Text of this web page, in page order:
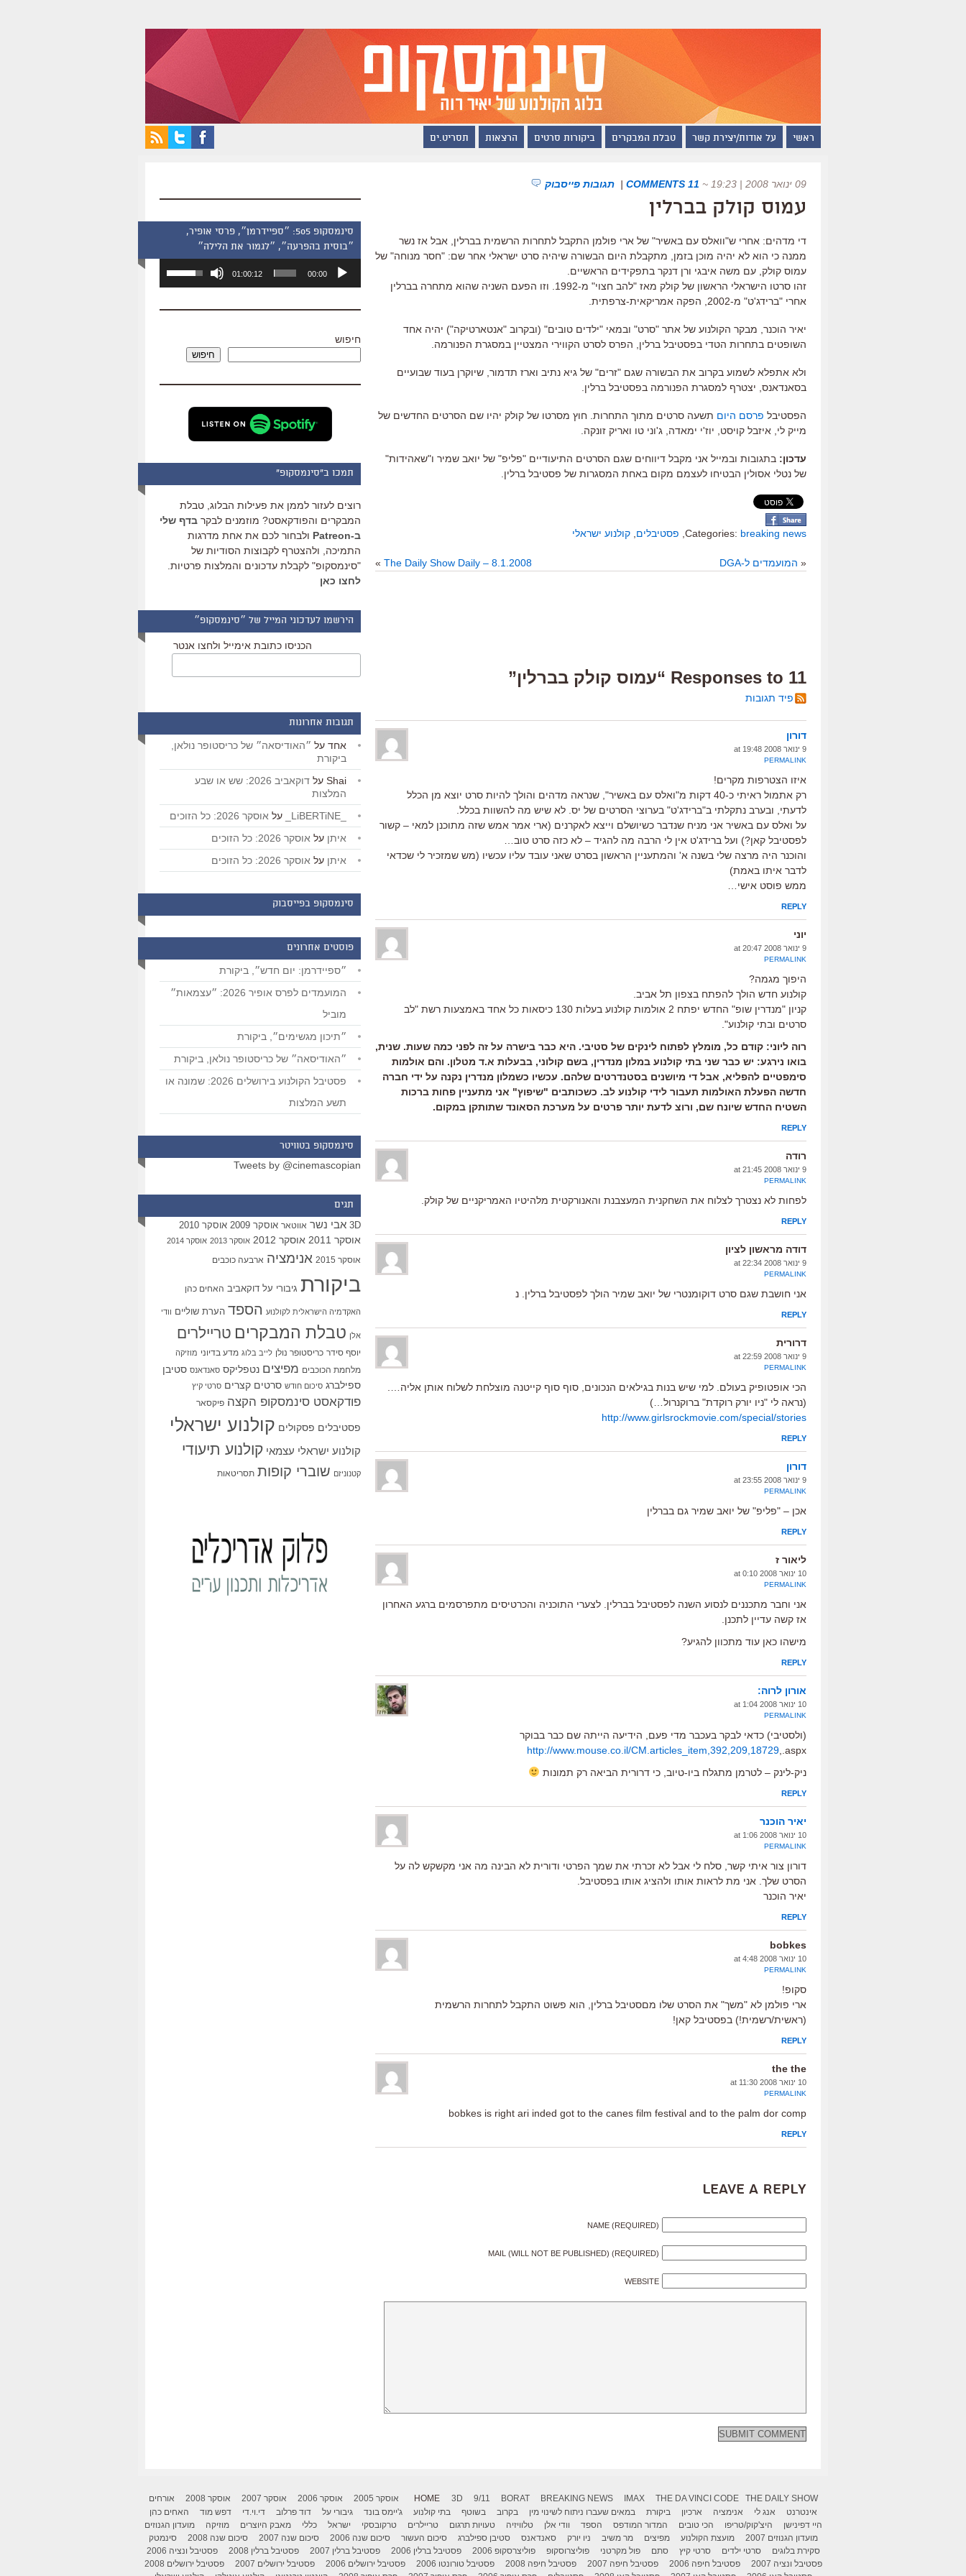
ראשי על אודות/יצירת קשר טבלת המבקרים ביקורות סרטים הרצאות תסריט.ים
09 ינואר 2008 | 19:23 ~
11 COMMENTS
| תגובות פייסבוק
עמוס קולק בברלין
די מדהים: אחרי ש"וואלס עם באשיר" של ארי פולמן התקבל לתחרות הרשמית בברלין, אבל אז נשר
ממנה כי הוא לא יהיה מוכן בזמן, מתקבלת היום הבשורה שיהיה סרט ישראלי אחר שם: "חסר מנוחה" של
עמוס קולק, עם משה איבגי ורן דנקר בתפקידים הראשיים.
זהו סרטו הישראלי הראשון של קולק מאז "להב חצוי" מ-1992. וזו הפעם השניה שהוא מתחרה בברלין
אחרי "ברידג'ט" מ-2002, הפקה אמריקאית-צרפתית.
יאיר הוכנר, מבקר הקולנוע של אתר "סרט" ובמאי "ילדים טובים" (ובקרוב "אנטארטיקה") יהיה אחד
השופטים בתחרות הטדי בפסטיבל ברלין, הפרס לסרט הקווירי המצטיין במסגרת הפנורמה.
ולא אתפלא לשמוע בקרוב את הבשורה שגם "זרים" של גיא נתיב וארז תדמור, שיוקרן בעוד שבועיים
בסאנדאנס, יצטרף למסגרת הפנורמה בפסטיבל ברלין.
הפסטיבל פרסם היום תשעה סרטים מתוך התחרות. חוץ מסרטו של קולק יהיו שם הסרטים החדשים של
מייק לי, איזבל קויסט, יוז'י ימאדה, ג'וני טו ואריק זונקה.
עדכון: בתגובות ובמייל אני מקבל דיווחים שגם הסרטים התיעודיים "פליפ" של יואב שמיר ו"שאהידות"
של נטלי אסולין הבטיחו לעצמם מקום באחת המסגרות של פסטיבל ברלין.
Categories: breaking news פסטיבלים קולנוע ישראלי
« המועמדים ל-DGA The Daily Show Daily – 8.1.2008
»
11 Responses to “עמוס קולק בברלין”
פיד תגובות
דורון
9 ינואר 2008 at 19:48
PERMALINK
איזו הצטרפות מקרים!
רק אתמול ראיתי כ-40 דקות מ"ואלס עם באשיר", שנראה מדהים והולך להיות סרט יוצא מן הכלל
לדעתי, ובערב נתקלתי ב"ברידג'ט" בערוצי הסרטים של יס. לא שיש מה להשוות בכלל.
על ואלס עם באשיר אני מניח שנדבר כשיושלם וייצא לאקרנים (ארי אמר אמש שזה מתוכנן למאי – קשור
לפסטיבל קאן?) ועל ברידג'ט אין לי הרבה מה להגיד – לא כזה סרט טוב…
והוכנר היה מרצה שלי בשנה א' והמתעניין הראשון בסרט שאני עובד עליו עכשיו (מש שמזכיר לי שכדאי
לדבר איתו באמת)
ממש פוסט אישי…
REPLY
יוני
9 ינואר 2008 at 20:47
PERMALINK
היפוך מגמה?
קולנוע חדש הולך להפתח בצפון תל אביב.
קניון "מנדרין שופ" החדש יפתח 2 אולמות קולנוע בעלות 130 כיסאות כל אחד באמצעות רשת "לב
סרטים ובתי קולנוע".
רוה ליוני: קודם כל, מומלץ לפתוח לינקים של סטיבי. היא כבר בישרה על זה לפני כמה שעות. שנית,
בואו נירגע: יש כבר שני בתי קולנוע במלון מנדרין, בשם קולוני, בבעלות א.ד מטלון. והם אולמות
סימפטיים להפליא, אבל די מיושנים בסטנדרטים שלהם. עכשיו כשמלון מנדרין נקנה על ידי חברה
חדשה הפעלת האולמות תעבור לידי קולנוע לב. כשכותבים "שיפוץ" אני מתעניין פחות ברכות
השטיח החדש שיונח שם, ורוצ לדעת יותר פרטים על מערכת הסאונד שתותקן במקום.
REPLY
רודה
9 ינואר 2008 at 21:45
PERMALINK
לפחות לא נצטרך לצלוח את השחקנית המעצבנת והאנורקטית מלהיטיו האמריקניים של קולק.
REPLY
דודה מראשון לציון
9 ינואר 2008 at 22:34
PERMALINK
אני חושבת שגם סרט דוקומנטרי של יואב שמיר הולך לפסטיבל ברלין. נ
REPLY
דרורית
9 ינואר 2008 at 22:59
PERMALINK
הכי אופטופיק בעולם. למי שיש בנות בגילאים הנכונים, סוף סוף קייטנה מוצלחת לשלוח אותן אליה….
(נראה לי "ניו יורק רוקדת" ברוקנרול…)
http://www.girlsrockmovie.com/special/stories
REPLY
דורון
9 ינואר 2008 at 23:55
PERMALINK
אכן – "פליפ" של יואב שמיר גם בברלין
REPLY
ליאור ז
10 ינואר 2008 at 0:10
PERMALINK
אני וחבר מתכננים לנסוע השנה לפסטיבל בברלין. לצערי התוכניה והכרטיסים מתפרסמים ברגע האחרון
אז קשה עדיין לתכנן.
מישהו כאן עוד מתכוון להגיע?
REPLY
אורון לרוה:
10 ינואר 2008 at 1:04
PERMALINK
(ולסטיבי) כדאי לבקר בעכבר מדי פעם, הידיעה הייתה שם כבר בבוקר
http://www.mouse.co.il/CM.articles_item,392,209,18729 ,.aspx
ניק-לינק – לטרמן מתגלח ביו-טיוב, כי דרורית הביאה רק תמונות
REPLY
יאיר הוכנר
10 ינואר 2008 at 1:06
PERMALINK
דורון צור איתי קשר, סלח לי אבל לא זכרתי את שמך הפרטי ודורית לא הבינה מה אני מקשקש לה על
הסרט שלך. אני מת לראות אותו ולהציג אותו בפסטיבל.
יאיר הוכנר
REPLY
bobkes
10 ינואר 2008 at 4:48
PERMALINK
סקופ!
ארי פולמן לא "משך" את הסרט שלו מםסטיבל ברלין, הוא פשוט התקבל לתחרות הרשמית
(ראשית/רשמית!) בפסטיבל קאן!
REPLY
the the
10 ינואר 2008 at 11:30
PERMALINK
bobkes is right ari inded got to the canes film festival and to the palm dor comp
REPLY
Leave a Reply
NAME (REQUIRED)
MAIL (WILL NOT BE PUBLISHED) (REQUIRED)
WEBSITE
סינמסקופ 505: ״ספיידרמן״, פרסי אופיר,
״בוסית בהפרעה״, ״לגמור את הלילה״
אודיו
00:00
01:00:12
השתמש
כדי
שמע.
חיפוש
חיפוש
תמכו ב"סינמסקופ"
רוצים לעזור לממן את פעילות הבלוג, טבלת
המבקרים והפודקאסט? מוזמנים לבקר בדף שלי
ב-Patreon
ולבחור לכם את אחת מדרגות
התמיכה, ולהצטרף לקבוצות הסודיות של
"סינמסקופ" לקבלת עדכונים והמלצות פרטיות.
לחצו כאן
הירשמו לעדכוני המייל של ״סינמסקופ״
הכניסו כתובת אימייל ולחצו אנטר
תגובות אחרונות
אחד על ״האודיסאה״ של כריסטופר נולאן,
ביקורת
Shai על
דוקאביב 2026: שש או שבע
המלצות
על אוסקר 2026: כל הזוכים
איתן על אוסקר 2026: כל הזוכים
איתן על אוסקר 2026: כל הזוכים
סינמסקופ בפייסבוק
פוסטים אחרונים
״ספיידרמן: יום חדש״, ביקורת
המועמדים לפרס אופיר 2026: ״עצמאות״
מוביל
״תיכון מגשימים״, ביקורת
״האודיסאה״ של כריסטופר נולאן, ביקורת
פסטיבל הקולנוע בירושלים 2026: שמונה או
תשע המלצות
סינמסקופ בטוויטר
Tweets by @cinemascopian
תגים
3D אבי נשר אווטאר אוסקר 2009 אוסקר 2010
אוסקר 2011 אוסקר 2012 אוסקר 2013 אוסקר 2014
אוסקר 2015 אנימציה ארבעה כוכבים
ביקורת גיבורי על דוקאביב האחים כהן
האקדמיה הישראלית לקולנוע הספד הערת שוליים וודי
אלן טבלת המבקרים טריילרים
יוסף סידר כריסטופר נולן לייב בלוג מדע בדיוני מוזיקה
מלחמת הכוכבים מפיצים נטפליקס סאנדאנס סטיבן
ספילברג סיכום חודש סרטים קצרים סרטי קיץ
פודקאסט סינמסקופ הקצה פיקסאר
פסטיבלים פסקולים קולנוע ישראלי
קולנוע ישראלי עצמאי קולנוע תיעודי
קטנוניזם שוברי קופות תסריטאות
HOME 3D 9/11 BORAT BREAKING NEWS IMAX THE DA VINCI CODE THE DAILY SHOW אוסקר 2005 אוסקר 2006 אוסקר 2007 אוסקר 2008
אורחים
אינטרנט
אנג לי אנימציה ארכיון ביקורת במאים שעברו ניתוח לשינוי מין בקרוב בשוטף בתי קולנוע ג'יימס בונד גיבורי על דוד פרלוב די.וי.די דפש מוד
האחים כהן
היי דפינישן
היצ'קוק/טריפו הכי טובים המדור המודפס הספד וודי אלן טלוויזיה טעויות תרגום טריילרים טרקובסקי ישראל כללי מאבק היוצרים מוזיקה
מועדון הגנוזים
מועדון הגנוזים 2007
מועצת הקולנוע מפיצים מר משיב ניו יורק סאנדאנס סטיבן ספילברג סיכום העשור סיכום שנה 2006 סיכום שנה 2007 סיכום שנה 2008
סינמטק
סקירת בלוגים
סרטי ילדים סרטי קיץ סתם פול מקרטני פוליצרוסקופ פוליצרסקופ 2006 פסטיבל ברלין 2006 פסטיבל ברלין 2007 פסטיבל ברלין 2008
פסטיבל ונציה 2006
פסטיבל ונציה 2007
פסטיבל חיפה 2006 פסטיבל חיפה 2007 פסטיבל חיפה 2008 פסטיבל טורונטו 2006 פסטיבל ירושלים 2006 פסטיבל ירושלים 2007
פסטיבל ירושלים 2008